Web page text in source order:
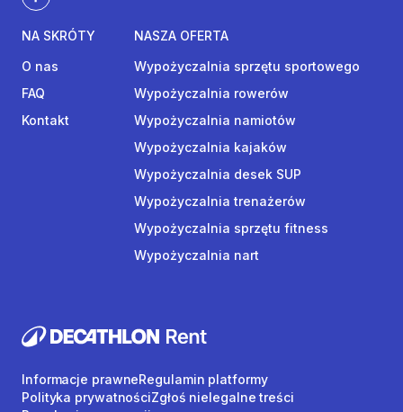
NA SKRÓTY
O nas
FAQ
Kontakt
NASZA OFERTA
Wypożyczalnia sprzętu sportowego
Wypożyczalnia rowerów
Wypożyczalnia namiotów
Wypożyczalnia kajaków
Wypożyczalnia desek SUP
Wypożyczalnia trenażerów
Wypożyczalnia sprzętu fitness
Wypożyczalnia nart
Informacje prawneRegulamin platformy
Polityka prywatnościZgłoś nielegalne treści